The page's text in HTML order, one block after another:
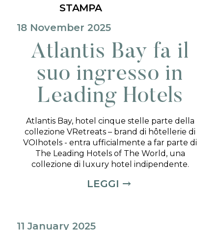
STAMPA
18 November 2025
Atlantis Bay fa il
suo ingresso in
Leading Hotels
Atlantis Bay, hotel cinque stelle parte della
collezione VRetreats – brand di hôtellerie di
VOIhotels - entra ufficialmente a far parte di
The Leading Hotels of The World, una
collezione di luxury hotel indipendente.
LEGGI
11 January 2025